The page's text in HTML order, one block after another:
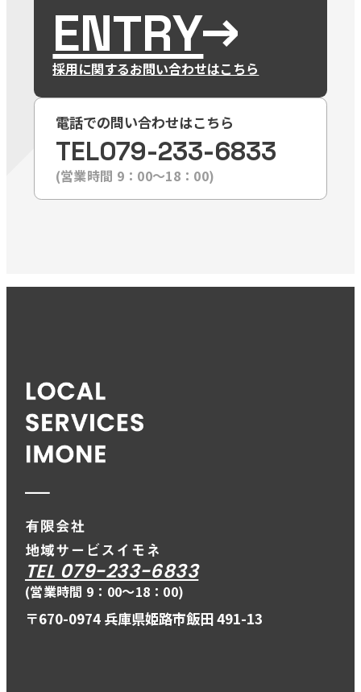
ENTRY
採用に関するお問い合わせはこちら
電話での問い合わせはこちら
TEL079-233-6833
(営業時間 9：00〜18：00)
TEL 079-233-6833
(営業時間 9：00〜18：00)
〒670-0974 兵庫県姫路市飯田 491-13